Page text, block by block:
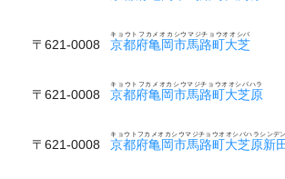
〒621-0008 京都府亀岡市馬路町大芝
キョウトフカメオカシウマジチョウオオシバ
〒621-0008 京都府亀岡市馬路町大芝原
キョウトフカメオカシウマジチョウオオシバハラ
〒621-0008 京都府亀岡市馬路町大芝原新
キョウトフカメオカシウマジチョウオオシバハラシンデ